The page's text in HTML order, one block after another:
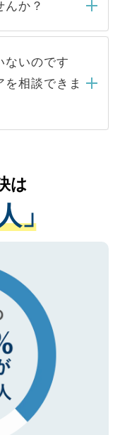
のある医療機
が殺到する場
合った人材の
ケースが増え
ん。内定先へ
トナーが行い
か？
ありませんの
トからの登録
個人情報は、
び転職活動の
。お預かりし
ご本人の許可
いての厳密な
みに付与され
得済みです。
心ください。
ないのです
相談できま
の状況や紹介
アドバイスを
ご転職をされ
トが可能です
。
は
」